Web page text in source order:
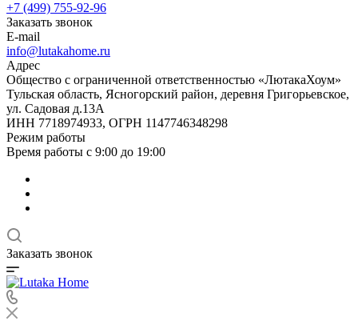
+7 (499) 755-92-96
Заказать звонок
E-mail
info@lutakahome.ru
Адрес
Общество с ограниченной ответственностью «ЛютакаХоум»
Тульская область, Ясногорский район, деревня Григорьевское,
ул. Садовая д.13А
ИНН 7718974933, ОГРН 1147746348298
Режим работы
Время работы с 9:00 до 19:00
Заказать звонок